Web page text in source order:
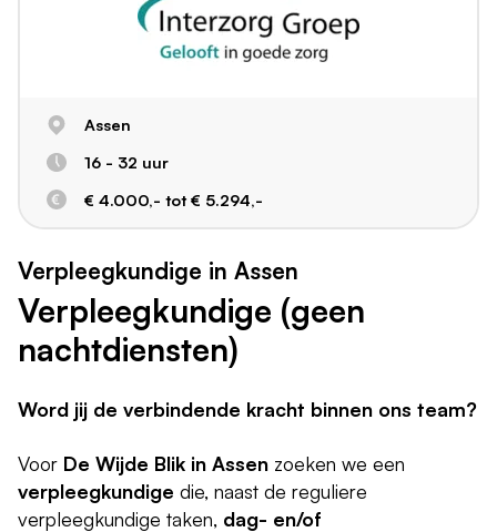
Assen
16 - 32 uur
€ 4.000,- tot € 5.294,-
Verpleegkundige in Assen
Verpleegkundige (geen
nachtdiensten)
Word jij de verbindende kracht binnen ons team?
Voor De Wijde Blik in Assen zoeken we een
verpleegkundige die, naast de reguliere
verpleegkundige taken, dag- en/of